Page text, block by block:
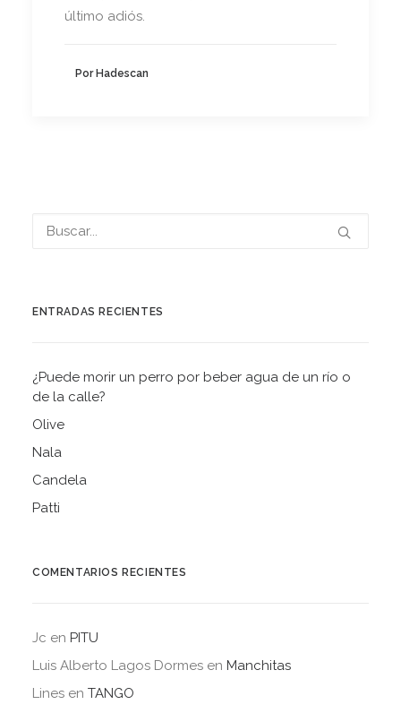
último adiós.
Por Hadescan
ENTRADAS RECIENTES
¿Puede morir un perro por beber agua de un río o
de la calle?
Olive
Nala
Candela
Patti
COMENTARIOS RECIENTES
Jc en PITU
Luis Alberto Lagos Dormes en Manchitas
Lines en TANGO